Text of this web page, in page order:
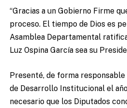
“Gracias a un Gobierno Firme
proceso. El tiempo de Dios es
Asamblea Departamental
Luz Ospina García sea su
Presenté, de forma
de Desarrollo Institucional el
necesario que los Diputados